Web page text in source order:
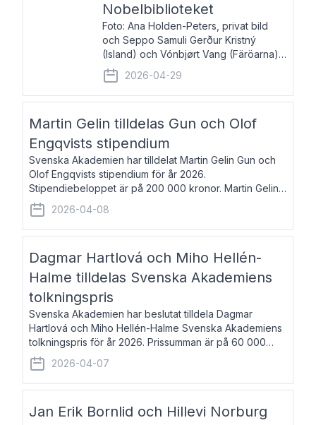
Nobelbiblioteket
Foto: Ana Holden-Peters, privat bild
och Seppo Samuli Gerður Kristný
(Island) och Vónbjørt Vang (Färöarna)
läser ur sina verk och samtalar med
John Swedenmark. De läser upp på
färöiska, isländska och svenska och
2026-04-29
Martin Gelin tilldelas Gun och Olof
Engqvists stipendium
Svenska Akademien har tilldelat Martin Gelin Gun och
Olof Engqvists stipendium för år 2026.
Stipendiebeloppet är på 200 000 kronor. Martin Gelin,
född 1978, är journalist och författare. Han lever
numera i Paris men var under många år bosat
2026-04-08
Dagmar Hartlová och Miho Hellén-
Halme tilldelas Svenska Akademiens
tolkningspris
Svenska Akademien har beslutat tilldela Dagmar
Hartlová och Miho Hellén-Halme Svenska Akademiens
tolkningspris för år 2026. Prissumman är på 60 000
kronor var. Dagmar Hartlová, född 1951, översätter
huvudsakligen från svenska till tjeckiska
2026-04-07
Jan Erik Bornlid och Hillevi Norburg